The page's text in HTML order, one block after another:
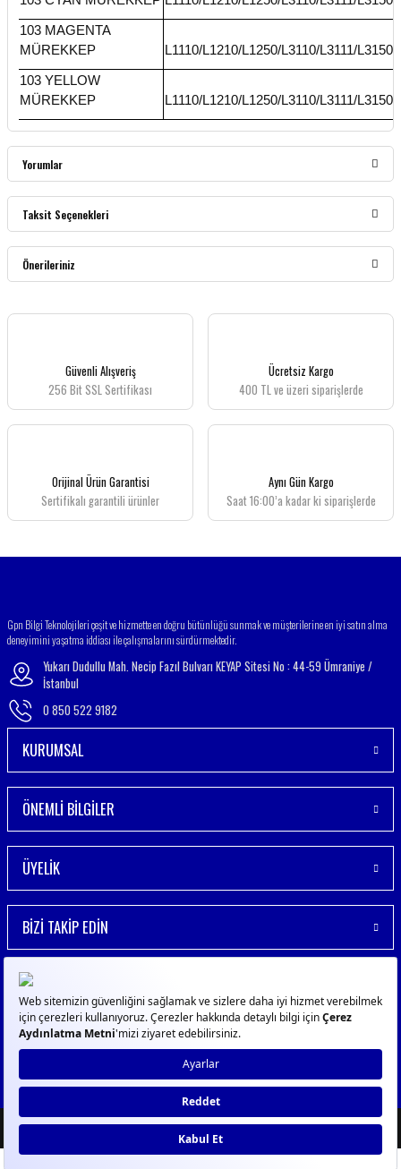
103 MAGENTA
MÜREKKEP
L1110/L1210/L1250/L3110/L3111/
103 YELLOW
MÜREKKEP
L1110/L1210/L1250/L3110/L3111/
Yorumlar
Bu ürüne ilk yorumu siz yapın!
Taksit Seçenekleri
Önerileriniz
Bu ürünün fiyat bilgisi, resim, ürün açıklamalarında ve diğer konularda yetersiz
Ürün resmi kalitesiz, bozuk veya görüntülenemiyor.
Bu ürüne benzer farklı alternatifler olmalı.
Güvenli Alışveriş
256 Bit SSL Sertifikası
Ücretsiz Kargo
400 TL ve üzeri siparişlerde
Orijinal Ürün Garantisi
Sertifikalı garantili ürünler
Aynı Gün Kargo
Saat 16:00’a kadar ki siparişlerde
Gpn Bilgi Teknolojileri çeşit ve hizmette en doğru bütünlüğü sunmak ve müşterilerine en iyi satın alma
deneyimini yaşatma iddiası ile çalışmalarını sürdürmektedir.
Yukarı Dudullu Mah. Necip Fazıl Bulvarı KEYAP Sitesi No : 44-59 Ümraniye /
İstanbul
0 850 522 9182
KURUMSAL
ÖNEMLİ BİLGİLER
ÜYELİK
BİZİ TAKİP EDİN
© 2023GPN- Tüm Hakları Saklıdır